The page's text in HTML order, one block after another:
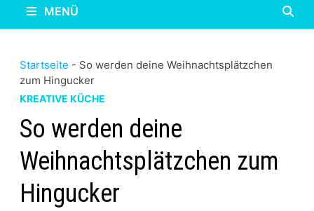
MENÜ
Startseite - So werden deine Weihnachtsplätzchen
zum Hingucker
KREATIVE KÜCHE
So werden deine
Weihnachtsplätzchen zum
Hingucker